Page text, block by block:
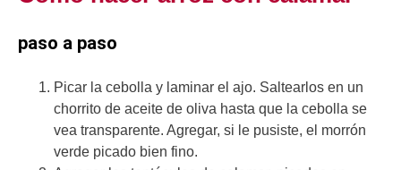
paso a paso
Picar la cebolla y laminar el ajo. Saltearlos en un
chorrito de aceite de oliva hasta que la cebolla se
vea transparente. Agregar, si le pusiste, el morrón
verde picado bien fino.